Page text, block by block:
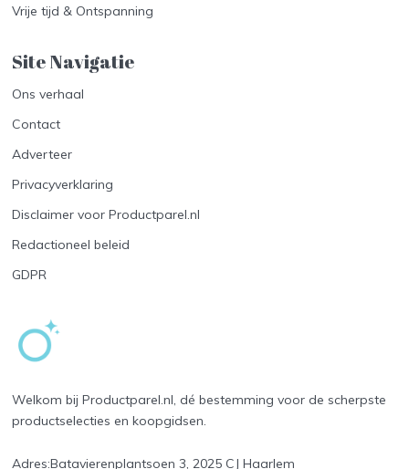
Vrije tijd & Ontspanning
Site Navigatie​
Ons verhaal
Contact
Adverteer
Privacyverklaring
Disclaimer voor Productparel.nl
Redactioneel beleid
GDPR
Welkom bij Productparel.nl, dé bestemming voor de scherpste
productselecties en koopgidsen.
Adres:Batavierenplantsoen 3, 2025 CJ Haarlem